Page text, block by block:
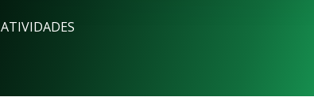
ATIVIDADES